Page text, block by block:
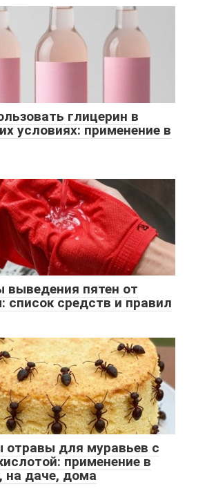
глицерин в
условиях: применение в
выведения пятен от
список средств и правил
отравы для муравьев с
применение в
на даче, дома